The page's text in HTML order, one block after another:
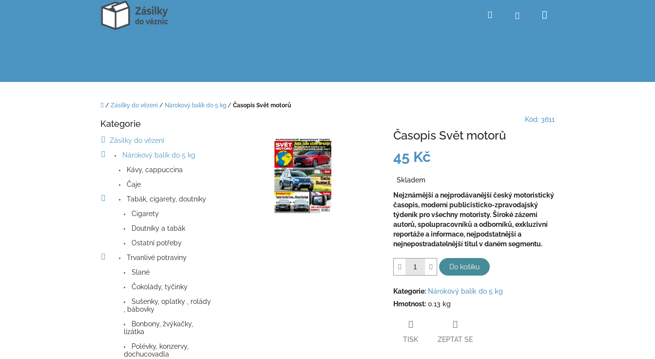
Hledat Přihlášení
Domů
/ Zásilky do vězení / Nárokový balík do 5 kg / Časopis Svět motorů
Přeskočit
Kategorie
Zásilky do vězení
Nárokový balík do 5 kg
Kávy, cappuccina
Čaje
Tabák, cigarety, doutníky
Cigarety
Doutníky a tabák
Ostatní potřeby
Trvanlivé potraviny
Slané
Čokolády, tyčinky
Sušenky, oplatky , rolády
, bábovky
Bonbony, žvýkačky,
lízátka
Polévky, konzervy,
dochucovadla
Kód: 3611
Časopis Svět motorů
45 Kč
cena:
Skladem
Nejznámější a nejprodávanější český motoristický
časopis, moderní publicisticko-zpravodajský
týdeník pro všechny motoristy. Široké zázemí
autorů, spolupracovníků a odborníků, exkluzivní
reportáže a informace, nejpodstatnější a
nejnepostradatelnější titul v daném segmentu.
Do košíku
Kategorie: Nárokový balík do 5 kg
Hmotnost: 0.13 kg
TISK ZEPTAT SE